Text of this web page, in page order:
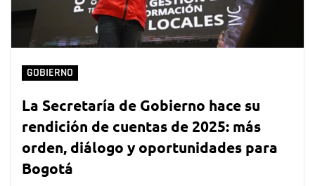
GOBIERNO
La Secretaría de Gobierno hace su
rendición de cuentas de 2025: más
orden, diálogo y oportunidades para
Bogotá